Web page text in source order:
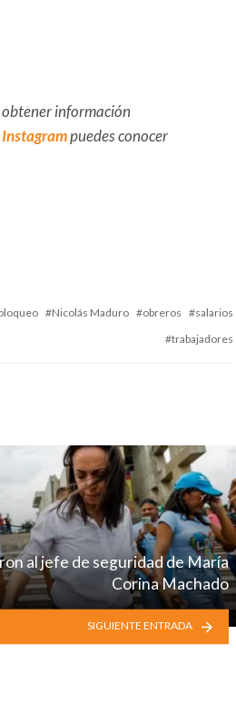
información
Instagrampuedes conocer
Nicolás Maduro obreros
salarios
trabajadores
al jefe de seguridad de María
Corina Machado
SIGUIENTE ENTRADA